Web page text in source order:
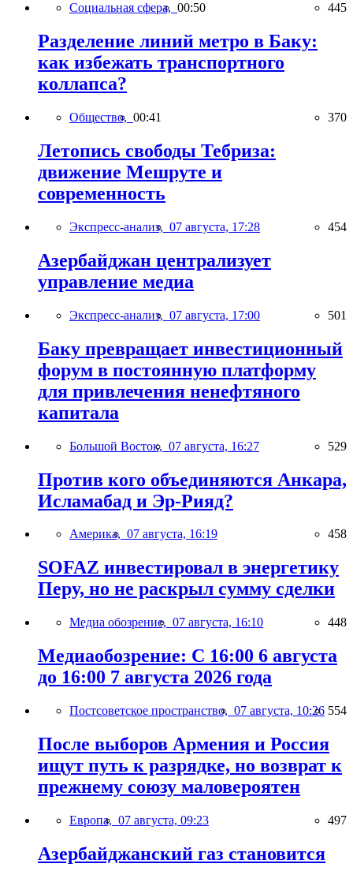
Социальная сфера, 00:50 445
Разделение линий метро в Баку:
как избежать транспортного
коллапса?
Общество, 00:41 370
Летопись свободы Тебриза:
движение Мешруте и
современность
Экспресс-анализ, 07 августа, 17:28 454
Азербайджан централизует
управление медиа
Экспресс-анализ, 07 августа, 17:00 501
Баку превращает инвестиционный
форум в постоянную платформу
для привлечения ненефтяного
капитала
Большой Восток, 07 августа, 16:27 529
Против кого объединяются Анкара,
Исламабад и Эр-Рияд?
Америка, 07 августа, 16:19 458
SOFAZ инвестировал в энергетику
Перу, но не раскрыл сумму сделки
Медиа обозрение, 07 августа, 16:10 448
Медиаобозрение: С 16:00 6 августа
до 16:00 7 августа 2026 года
Постсоветское пространство, 07 августа, 10:26 554
После выборов Армения и Россия
ищут путь к разрядке, но возврат к
прежнему союзу маловероятен
Европа, 07 августа, 09:23 497
Азербайджанский газ становится